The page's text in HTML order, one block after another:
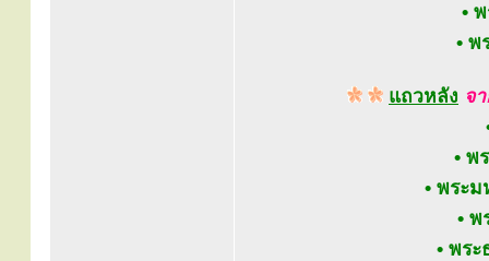
•
• พ
แถวหลัง จ
• พ
• พระ
•
• พร